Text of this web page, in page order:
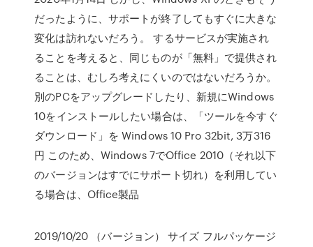
だったように、サポートが終了してもすぐに大きな
変化は訪れないだろう。 するサービスが実施され
ることを考えると、同じものが「無料」で提供され
ることは、むしろ考えにくいのではないだろうか。
別のPCをアップグレードしたり、新規にWindows
10をインストールしたい場合は、「ツールを今すぐ
ダウンロード」を Windows 10 Pro 32bit, 3万316
円 このため、Windows 7でOffice 2010（それ以下
のバージョンはすでにサポート切れ）を利用してい
る場合は、Office製品
2019/10/20 （バージョン） サイズ フルパッケージ